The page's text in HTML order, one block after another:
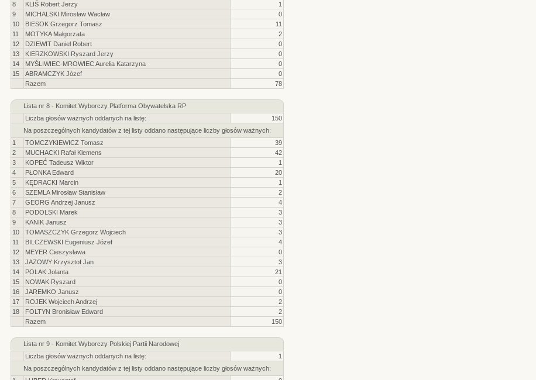
8
KLIŚ Robert Jerzy
1
9
MICHALSKI Mirosław Wacław
0
10
BIESOK Grzegorz Tomasz
11
11
MOTYKA Małgorzata
2
12
DZIEWIT Daniel Robert
0
13
KIERZKOWSKI Ryszard Jerzy
0
14
MYŚLIWIEC-MROWIEC Aurelia Katarzyna
0
15
ABRAMCZYK Józef
0
Razem
78
Lista nr 8 - Komitet Wyborczy Platforma Obywatelska RP
Liczba głosów ważnych oddanych na listę:
150
Na poszczególnych kandydatów z tej listy oddano następujące liczby głosów ważnych:
1
TOMCZYKIEWICZ Tomasz
39
2
MUCHACKI Rafał Klemens
42
3
KOPEĆ Tadeusz Wiktor
1
4
PŁONKA Edward
20
5
KĘDRACKI Marcin
1
6
SZEMLA Mirosław Stanisław
2
7
GEORG Andrzej Janusz
4
8
PODOLSKI Marek
3
9
KANIK Janusz
3
10
TOMASZCZYK Grzegorz Wojciech
3
11
BILCZEWSKI Eugeniusz Józef
4
12
MEYER Cieszysława
0
13
JAZOWY Krzysztof Jan
3
14
POLAK Jolanta
21
15
NOWAK Ryszard
0
16
JAREMKO Janusz
0
17
ROJEK Wojciech Andrzej
2
18
FOLTYN Bronisław Edward
2
Razem
150
Lista nr 9 - Komitet Wyborczy Polskiej Partii Narodowej
Liczba głosów ważnych oddanych na listę:
1
Na poszczególnych kandydatów z tej listy oddano następujące liczby głosów ważnych: